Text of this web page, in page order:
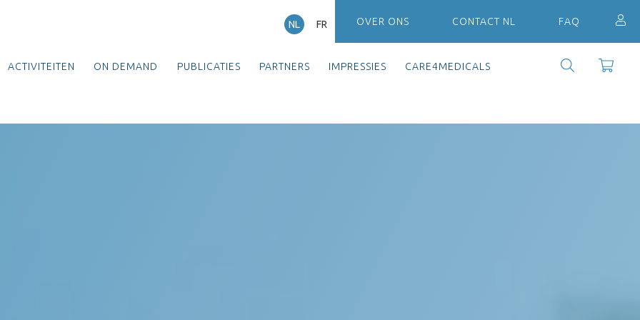
NL FR OVER ONS CONTACT NL FAQ
ACTIVITEITEN ON DEMAND PUBLICATIES PARTNERS IMPRESSIES CARE4MEDICALS